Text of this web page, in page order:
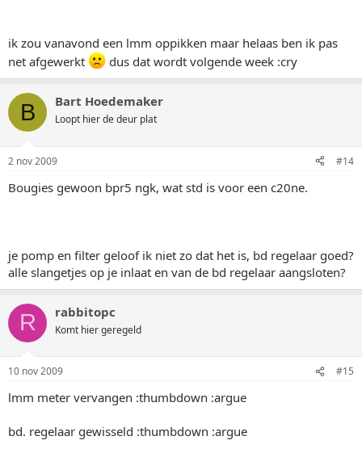
ik zou vanavond een lmm oppikken maar helaas ben ik pas
net afgewerkt
dus dat wordt volgende week :cry
B Bart Hoedemaker
Loopt hier de deur plat
2 nov 2009 #14
Bougies gewoon bpr5 ngk, wat std is voor een c20ne.
je pomp en filter geloof ik niet zo dat het is, bd regelaar goed?
alle slangetjes op je inlaat en van de bd regelaar aangsloten?
R rabbitopc
Komt hier geregeld
10 nov 2009 #15
lmm meter vervangen :thumbdown :argue
bd. regelaar gewisseld :thumbdown :argue